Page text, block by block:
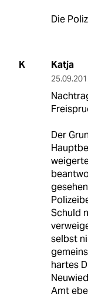
Die
K Katja
Der
Schuld
selbst
hartes
Amt